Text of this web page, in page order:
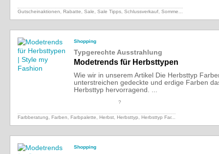
Gutscheinaktionen, Rabatte, Sale, Sale Tipps, Schlussverkauf, Somme...
Shopping
Typgerechte Ausstrahlung
Modetrends für Herbsttypen
Wie wir in unserem Artikel Die Herbsttyp
unterstreichen gedeckte und erdige Farben
Herbsttyp hervorragend. ...
?
Farbberatung, Farben, Farbpalette, Herbst, Herbsttyp, Herbsttyp Far...
Shopping